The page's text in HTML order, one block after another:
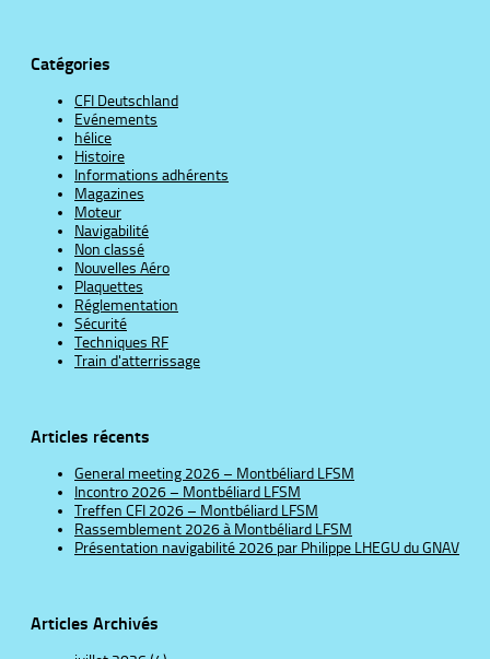
Catégories
CFI Deutschland
Evénements
hélice
Histoire
Informations adhérents
Magazines
Moteur
Navigabilité
Non classé
Nouvelles Aéro
Plaquettes
Réglementation
Sécurité
Techniques RF
Train d'atterrissage
Articles récents
General meeting 2026 – Montbéliard LFSM
Incontro 2026 – Montbéliard LFSM
Treffen CFI 2026 – Montbéliard LFSM
Rassemblement 2026 à Montbéliard LFSM
Présentation navigabilité 2026 par Philippe LHEGU du GNAV
Articles Archivés